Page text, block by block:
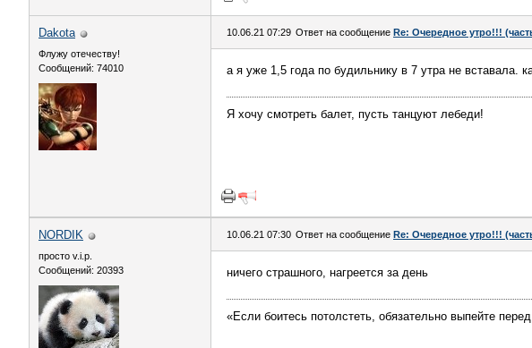
Dаkota
Флужу отечеству!
Сообщений: 74010
10.06.21 07:29 Ответ на сообщение Re: Очередное утро!!!
а я уже 1,5 года по будильнику в 7 утра не вставала.
Я хочу смотреть балет, пусть танцуют лебеди!
NORDIK
просто v.i.p.
Сообщений: 20393
10.06.21 07:30 Ответ на сообщение Re: Очередное утро!!!
ничего страшного, нагреется за день
«Если боитесь потолстеть, обязательно выпейте